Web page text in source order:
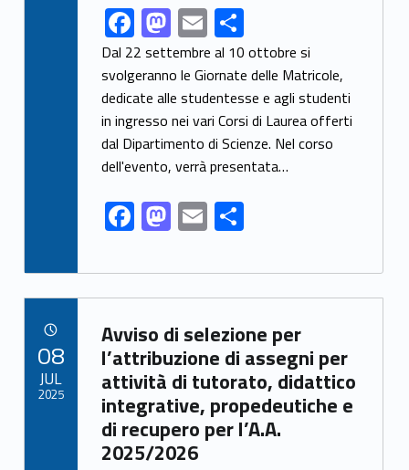
Link identifier share facebook archive #share-link-archive-39766F
ac
e
b
o
o
k
M
as
to
d
o
n
E
m
ai
l
S
h
ar
e
Dal 22 settembre al 10 ottobre si
svolgeranno le Giornate delle Matricole,
dedicate alle studentesse e agli studenti
in ingresso nei vari Corsi di Laurea offerti
dal Dipartimento di Scienze. Nel corso
dell'evento, verrà presentata…
F
ac
e
b
o
o
k
M
as
to
d
o
n
E
m
ai
l
S
ar
e
Link identifier archive #link-archive-24431
Avviso di selezione per
l’attribuzione di assegni per
attività di tutorato, didattico
integrative, propedeutiche e
di recupero per l’A.A.
2025/2026
08
JUL
2025